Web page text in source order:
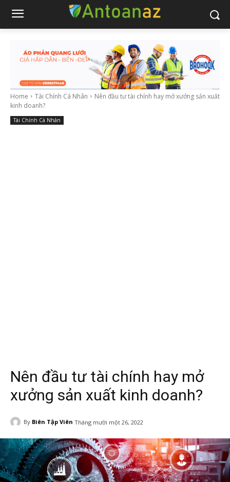
Home Tài Chính Cá Nhân
Nên đầu tư tài chính hay mở xưởng sản xuất
kinh doanh?
Tài Chính Cá Nhân
Nên đầu tư tài chính hay mở
xưởng sản xuất kinh doanh?
By Biên Tập Viên Tháng mười một 26, 2022